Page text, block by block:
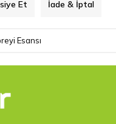
Et İade & İptal
Esansı